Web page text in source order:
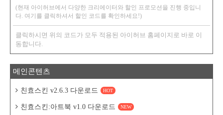
(현재 아이허브에서 다양한 크리에이터와 할인 프로모션을 진행 중입니
다. 여기를 클릭하셔서 할인 코드를 확인하세요!)
클릭하시면 위의 코드가 모두 적용된 아이허브 홈페이지로 바로 이
동합니다.
메인콘텐츠
친효스킨 v2.6.3 다운로드 HOT
친효스킨:아트북 v1.0 다운로드 NEW